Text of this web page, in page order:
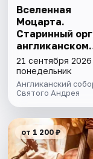
Вселенная
Моцарта.
Старинный
англиканском
соборе
21 сентября 2026
понедельник
Англиканский
Святого Андрея
от 1 200 ₽